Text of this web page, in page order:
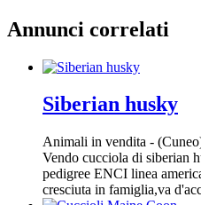
Annunci correlati
Siberian husky
Animali in vendita -
Vendo cucciola di siberian
pedigree ENCI linea
cresciuta in famiglia,va